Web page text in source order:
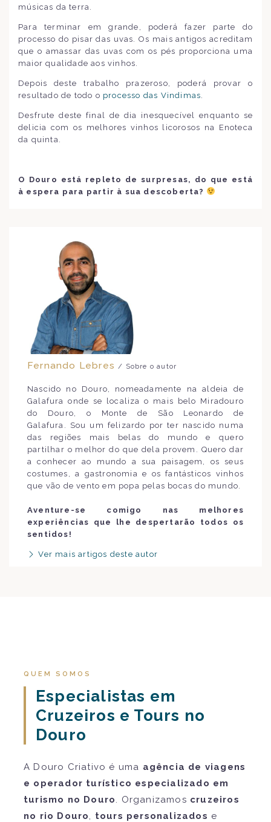
músicas da terra.
Para terminar em grande, poderá fazer parte do
processo do pisar das uvas. Os mais antigos acreditam
que o amassar das uvas com os pés proporciona uma
maior qualidade aos vinhos.
Depois deste trabalho prazeroso, poderá provar o
resultado de todo o processo das Vindimas
Desfrute deste final de dia inesquecível enquanto se
delicia com os melhores vinhos licorosos na Enoteca
da quinta.
O Douro está repleto de surpresas, do que está
à espera para partir à sua descoberta?
Fernando Lebres / Sobre o autor
Nascido no Douro, nomeadamente na aldeia de
Galafura onde se localiza o mais belo Miradouro
do Douro, o Monte de São Leonardo de
Galafura. Sou um felizardo por ter nascido numa
das regiões mais belas do mundo e quero
partilhar o melhor do que dela provem. Quero dar
a conhecer ao mundo a sua paisagem, os seus
costumes, a gastronomia e os fantásticos vinhos
que vão de vento em popa pelas bocas do mundo.
Aventure-se comigo nas melhores
experiências que lhe despertarão todos os
sentidos!
Ver mais artigos deste autor
QUEM SOMOS
Especialistas em
Cruzeiros e Tours no
Douro
A Douro Criativo é uma agência de viagens
e operador turístico especializado em
turismo no Douro. Organizamos cruzeiros
no rio Douro, tours personalizados e